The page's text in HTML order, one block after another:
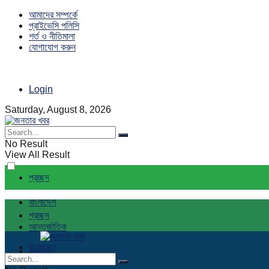
আমাদের সম্পর্কে
প্রাইভেসি পলিসি
শর্ত ও নীতিমালা
যোগাযোগ করুন
Login
Saturday, August 8, 2026
No Result
View All Result
প্রচ্ছদ
বাংলাদেশ
আন্তর্জাতিক
রাজনীতি
প্রচ্ছদ
বাংলাদেশ